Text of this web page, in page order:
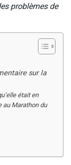
problèmes de
sur la
était en
au Marathon du